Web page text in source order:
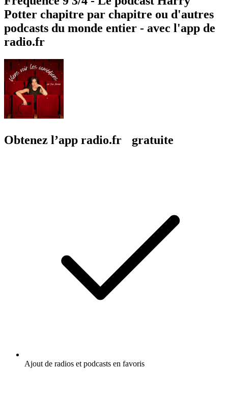
Potter chapitre par chapitre ou d'autres
podcasts du monde entier - avec l'app de
radio.fr
Obtenez l’app radio.fr gratuite
Ajout de radios et podcasts en favoris